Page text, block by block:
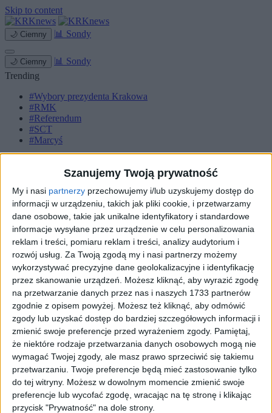
Szanujemy Twoją prywatność
My i nasi partnerzy przechowujemy i/lub uzyskujemy dostęp do
informacji w urządzeniu, takich jak pliki cookie, i przetwarzamy
dane osobowe, takie jak unikalne identyfikatory i standardowe
informacje wysyłane przez urządzenie w celu personalizowania
reklam i treści, pomiaru reklam i treści, analizy audytorium i
rozwój usług. Za Twoją zgodą my i nasi partnerzy możemy
wykorzystywać precyzyjne dane geolokalizacyjne i identyfikację
przez skanowanie urządzeń. Możesz kliknąć, aby wyrazić zgodę
na przetwarzanie danych przez nas i naszych 1733 partnerów
zgodnie z opisem powyżej. Możesz też kliknąć, aby odmówić
zgody lub uzyskać dostęp do bardziej szczegółowych informacji i
zmienić swoje preferencje przed wyrażeniem zgody. Pamiętaj,
że niektóre rodzaje przetwarzania danych osobowych mogą nie
wymagać Twojej zgody, ale masz prawo sprzeciwić się takiemu
przetwarzaniu. Twoje preferencje będą mieć zastosowanie tylko
do tej witryny. Możesz w dowolnym momencie zmienić swoje
preferencje lub wycofać zgodę, wracając na tę stronę i klikając
przycisk "Prywatność" na dole strony.
Skip to content
🌙 Ciemny 📊 Sondy
🌙 Ciemny 📊 Sondy
Trending
#Wybory prezydenta Krakowa
#RMK
#Referendum
#SCT
#Marcyś
Zieleń
Inwestycje
Biznes
Sport
Kultura
Małopolska
Kryminalne
Tag#krakow Culture summer
#krakow Culture summer
artykułów Kultura Najnowsze Opinie
Turystyka
Sortuj:
Kategoria:
TOPKultura · 28 sie 2021